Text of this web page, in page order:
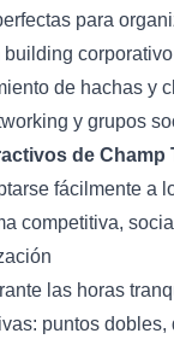
para
corporativo
de hachas y
y grupos
de Champ
fácilmente a
competitiva,
las horas
puntos dobles,